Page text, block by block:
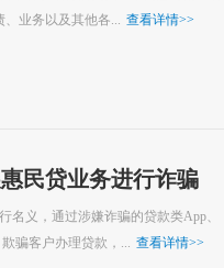
业务以及其他各...
查看详情>>
民贷业务进行诈骗
名义，通过涉嫌诈骗的贷款类App、
骗客户办理贷款，...
查看详情>>